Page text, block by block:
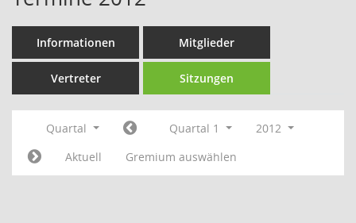
Informationen Mitglieder
Vertreter Sitzungen
Quartal Quartal 1
2012
Aktuell
Gremium auswählen